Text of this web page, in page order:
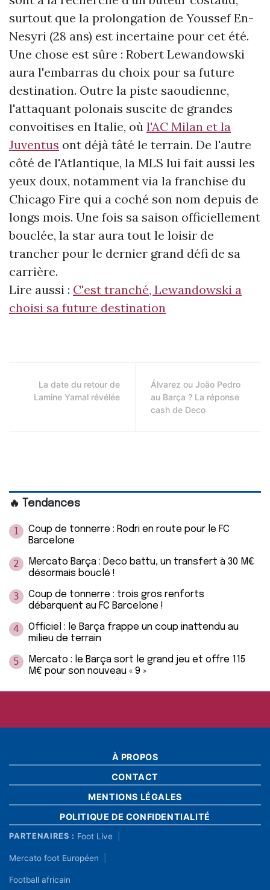
surtout que la prolongation de Youssef En-
Nesyri (28 ans) est incertaine pour cet été.
Une chose est sûre : Robert Lewandowski
aura l'embarras du choix pour sa future
destination. Outre la piste saoudienne,
l'attaquant polonais suscite de grandes
convoitises en Italie, où l'AC Milan et la
Juventus ont déjà tâté le terrain. De l'autre
côté de l'Atlantique, la MLS lui fait aussi les
yeux doux, notamment via la franchise du
Chicago Fire qui a coché son nom depuis de
longs mois. Une fois sa saison officiellement
bouclée, la star aura tout le loisir de
trancher pour le dernier grand défi de sa
carrière.
Lire aussi : C'est tranché, Lewandowski a
choisi sa future destination
La date du retour de
Lamine Yamal révélée
Álvarez ou João Pedro
au Barça ? La réponse
cash de Deco
🔥 Tendances
1
Coup de tonnerre : Rodri en route pour le FC
Barcelone
2
Mercato Barça : Deco battu, un transfert à 30 M€
désormais bouclé !
3
Coup de tonnerre : trois gros renforts
débarquent au FC Barcelone !
4
Officiel : le Barça frappe un coup inattendu au
milieu de terrain
5
Mercato : le Barça sort le grand jeu et offre 115
M€ pour son nouveau « 9 »
À PROPOS
CONTACT
MENTIONS LÉGALES
POLITIQUE DE CONFIDENTIALITÉ
PARTENAIRES : Foot Live
Mercato foot Européen
Football africain